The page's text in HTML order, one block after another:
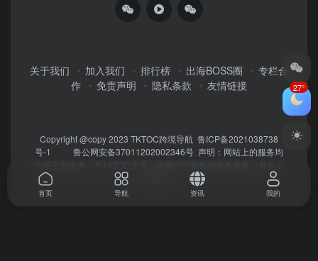
关于我们 加入我们 排行榜 出海BOSS圈
专栏合
作
免责声明 隐私条款 友情链接
Copyright @copy 2023 TKTOC跨境导航 鲁ICP备2021038738
号-1
鲁公网安备37011202002346号 声明：网站上的服务均
27°
首页 导航 资讯 我的